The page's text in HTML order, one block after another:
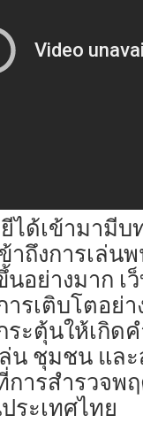
ได้เข้ามามี
าถึงการเล่
นอย่างมาก
รเติบโตอย่า
ะตุ้นให้เกิด
น ชุมชน แล
ารสำรวจพ
ระเทศไทย